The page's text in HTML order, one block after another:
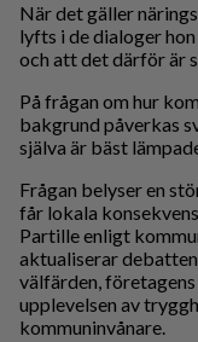
När det gäller
lyfts i de dialoger
och att det därför är
På frågan om hur
bakgrund påverkas
själva är bäst
Frågan belyser en
får lokala
Partille enligt
aktualiserar
välfärden,
upplevelsen av
kommuninvånare.